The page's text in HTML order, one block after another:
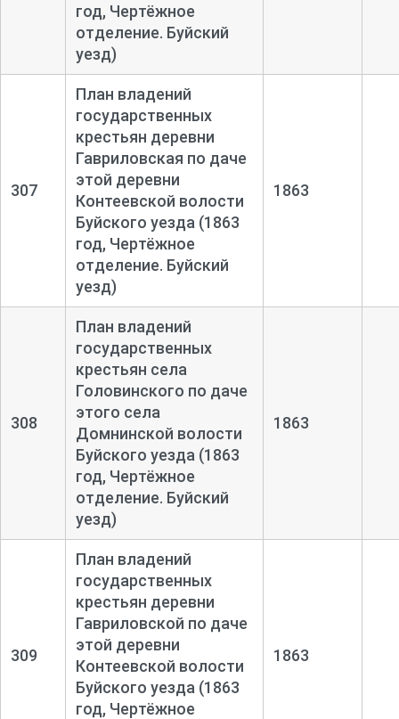
год, Чертёжное
отделение. Буйский
уезд)
307
План владений
государственных
крестьян деревни
Гавриловская по даче
этой деревни
Контеевской волости
Буйского уезда (1863
год, Чертёжное
отделение. Буйский
уезд)
1863
308
План владений
государственных
крестьян села
Головинского по даче
этого села
Домнинской волости
Буйского уезда (1863
год, Чертёжное
отделение. Буйский
уезд)
1863
309
План владений
государственных
крестьян деревни
Гавриловской по даче
этой деревни
Контеевской волости
Буйского уезда (1863
год, Чертёжное
1863